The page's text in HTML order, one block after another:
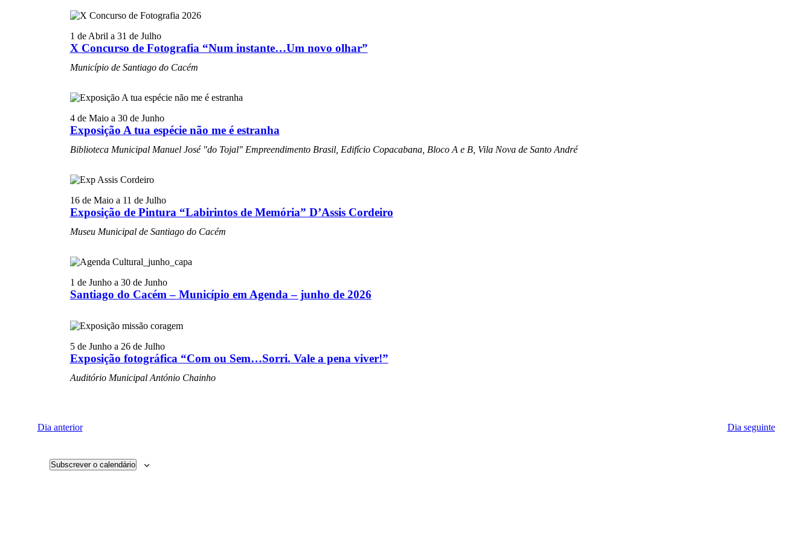
X Concurso de Fotografia “Num instante…Um novo olhar”
1 de Abril a 31 de Julho
Município de Santiago do Cacém
Exposição A tua espécie não me é estranha
4 de Maioa 30 de Junho
Biblioteca Municipal Manuel José "do Tojal" Empreendimento Brasil, Edifício Copacabana, Bloco A e B, Vila Nova de Santo André
Exposição de Pintura “Labirintos de Memória” D’Assis Cordeiro
16 de Maioa 11 de Julho
Museu Municipal de Santiago do Cacém
Santiago do Cacém – Município em Agenda – junho de 2026
1 de Junhoa 30 de Junho
Exposição fotográfica “Com ou Sem…Sorri. Vale a pena viver!”
5 de Junhoa 26 de Julho
Auditório Municipal António Chainho
Dia anterior Dia seguinte
Subscrever o calendário